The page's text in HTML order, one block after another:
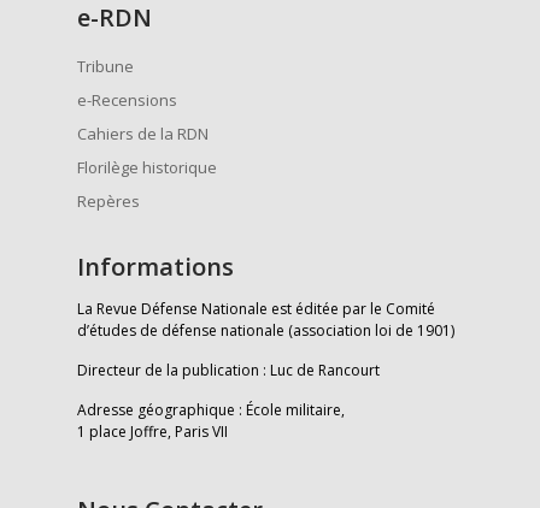
e-RDN
Tribune
e-Recensions
Cahiers de la RDN
Florilège historique
Repères
Informations
La Revue Défense Nationale est éditée par le Comité
d’études de défense nationale (association loi de 1901)
Directeur de la publication : Luc de Rancourt
Adresse géographique : École militaire,
1 place Joffre, Paris VII